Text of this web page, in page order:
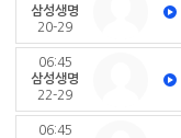
삼성생명
20-29
06:45
삼성생명
22-29
06:45